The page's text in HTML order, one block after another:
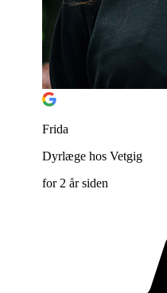
Frida
Dyrlæge hos Vetgig
for 2 år siden